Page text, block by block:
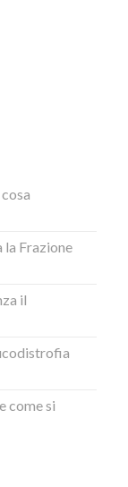
Frazione
il
come si